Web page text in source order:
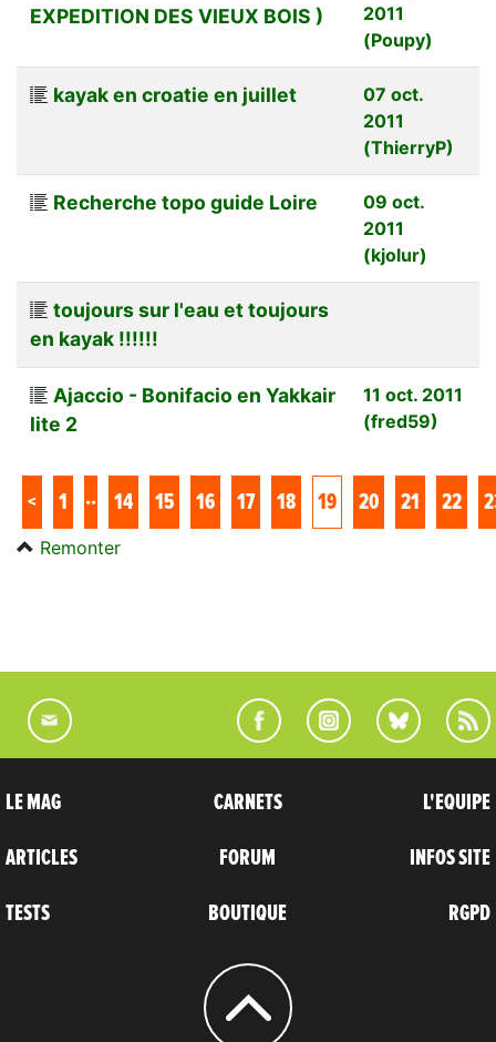
EXPEDITION DES VIEUX BOIS )
2011
(Poupy)
kayak en croatie en juillet
07 oct.
2011
(ThierryP)
Recherche topo guide Loire
09 oct.
2011
(kjolur)
toujours sur l'eau et toujours
en kayak !!!!!!
Ajaccio - Bonifacio en Yakkair
lite 2
11 oct. 2011
(fred59)
< 1 .. 14 15 16 17 18 19 20 21 22
Remonter
LE MAG
ARTICLES
TESTS
CARNETS
FORUM
BOUTIQUE
L'EQUIPE
INFOS SITE
RGPD